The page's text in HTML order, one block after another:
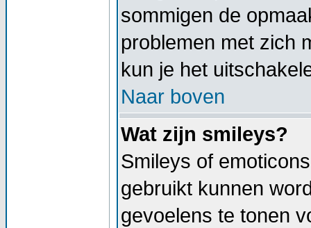
sommigen de
problemen met zich
kun je het
Naar boven
Wat zijn smileys?
Smileys of
gebruikt kunnen
gevoelens te tonen